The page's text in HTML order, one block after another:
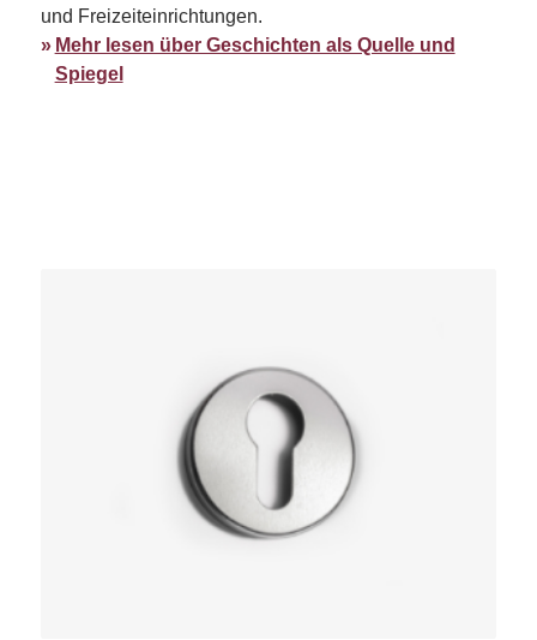
und Freizeiteinrichtungen.
Mehr lesen über Geschichten als Quelle und
Spiegel